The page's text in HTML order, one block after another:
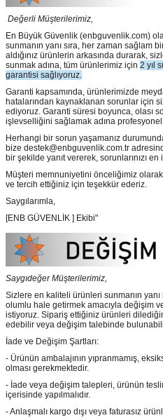
Değerli Müşterilerimiz,
En Büyük Güvenlik (enbguvenlik.com)
sunmanın yanı sıra, her zaman sağlam
aldığınız ürünlerin arkasında durarak,
sunmak adına, tüm ürünlerimiz için 2 yıl
garantisi sağlıyoruz.
Garanti kapsamında, ürünlerimizde
hatalarından kaynaklanan sorunlar için
ediyoruz. Garanti süresi boyunca, olası
işlevselliğini sağlamak adına
Herhangi bir sorun yaşamanız
bize destek@enbguvenlik.com.tr
bir şekilde yanıt vererek, sorunlarınızı
Müşteri memnuniyetini önceliğimiz
ve tercih ettiğiniz için teşekkür ederiz.
Saygılarımla,
[ENB GÜVENLİK ] Ekibi"
Saygıdeğer Müşterilerimiz,
Sizlere en kaliteli ürünleri sunmanın
olumlu hale getirmek amacıyla değişim
istiyoruz. Sipariş ettiğiniz ürünleri
edebilir veya değişim talebinde
İade ve Değişim Şartları:
- Ürünün ambalajının yıpranmamış,
olması gerekmektedir.
- İade veya değişim talepleri, ürünün
içerisinde yapılmalıdır.
- Anlaşmalı kargo dışı veya faturasız